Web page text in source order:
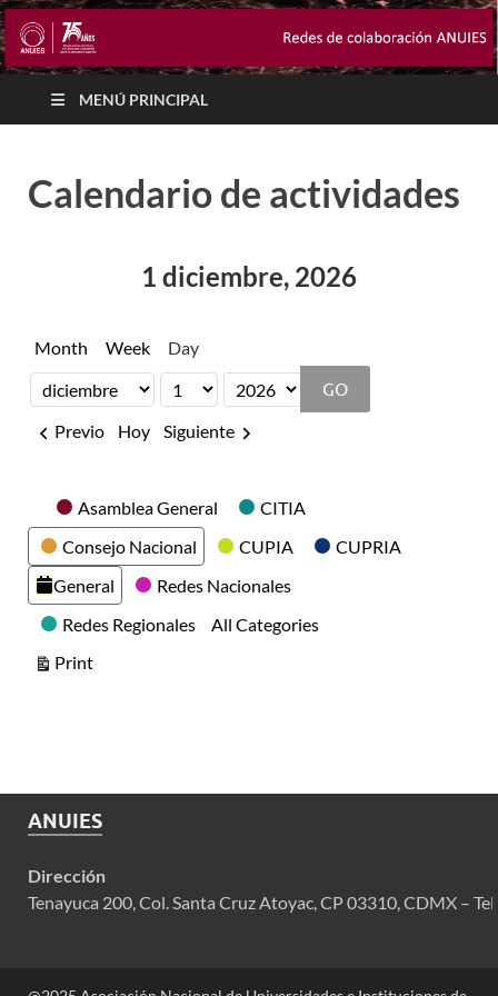
MENÚ PRINCIPAL
Calendario de actividades
1 diciembre, 2026
Month Week Day
Month
Day
Year
Previo
Hoy Siguiente
CategoriesAsamblea General
CITIA
Consejo Nacional
CUPIA
CUPRIA
General
Redes Nacionales
Redes Regionales
All Categories
PrintView
ANUIES
Dirección
Tenayuca 200, Col. Santa Cruz Atoyac, CP 03310, CDMX –